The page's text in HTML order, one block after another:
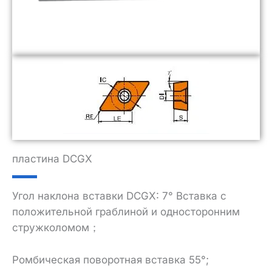
пластина DCGX
Угол наклона вставки DCGX: 7° Вставка с
положительной граблиной и односторонним
стружколомом；
Ромбическая поворотная вставка 55°;